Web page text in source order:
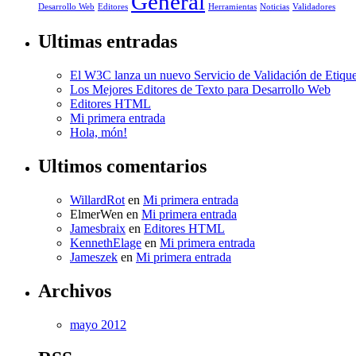
Desarrollo Web Editores Herramientas Noticias Validadores
Ultimas entradas
El W3C lanza un nuevo Servicio de Validación de
Los Mejores Editores de Texto para Desarrollo Web
Editores HTML
Mi primera entrada
Hola, món!
Ultimos comentarios
WillardRot en Mi primera entrada
ElmerWen en Mi primera entrada
Jamesbraix en Editores HTML
KennethElage en Mi primera entrada
Jameszek en Mi primera entrada
Archivos
mayo 2012